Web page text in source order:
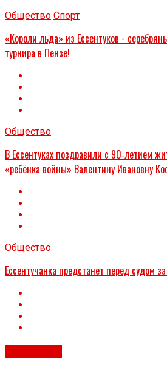
Общество Спорт
«Короли льда» из Ессентуков -
турнира в Пензе!
Общество
В Ессентуках поздравили с 90‑летием
«ребёнка войны» Валентину Ивановну
Общество
Ессентучанка предстанет перед судом